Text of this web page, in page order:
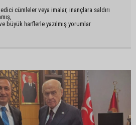
cümleler veya imalar, inançlara saldırı
büyük harflerle yazılmış yorumlar